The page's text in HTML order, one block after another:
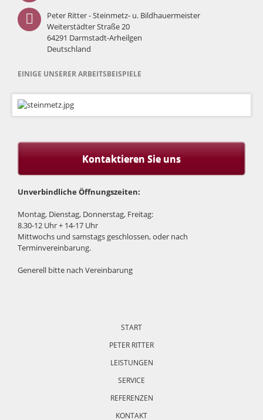
Peter Ritter - Steinmetz- u. Bildhauermeister
Weiterstädter Straße 20
64291 Darmstadt-Arheilgen
Deutschland
EINIGE UNSERER ARBEITSBEISPIELE
Kontaktieren Sie uns
Unverbindliche Öffnungszeiten:
Montag, Dienstag, Donnerstag, Freitag:
8.30-12 Uhr + 14-17 Uhr
Mittwochs und samstags geschlossen, oder nach
Terminvereinbarung.
Generell bitte nach Vereinbarung
START
PETER RITTER
LEISTUNGEN
SERVICE
REFERENZEN
KONTAKT